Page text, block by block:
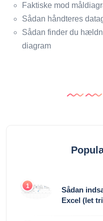
Faktiske mod
Sådan håndteres
Sådan finder du
diagram
1
Sådan
Excel (let